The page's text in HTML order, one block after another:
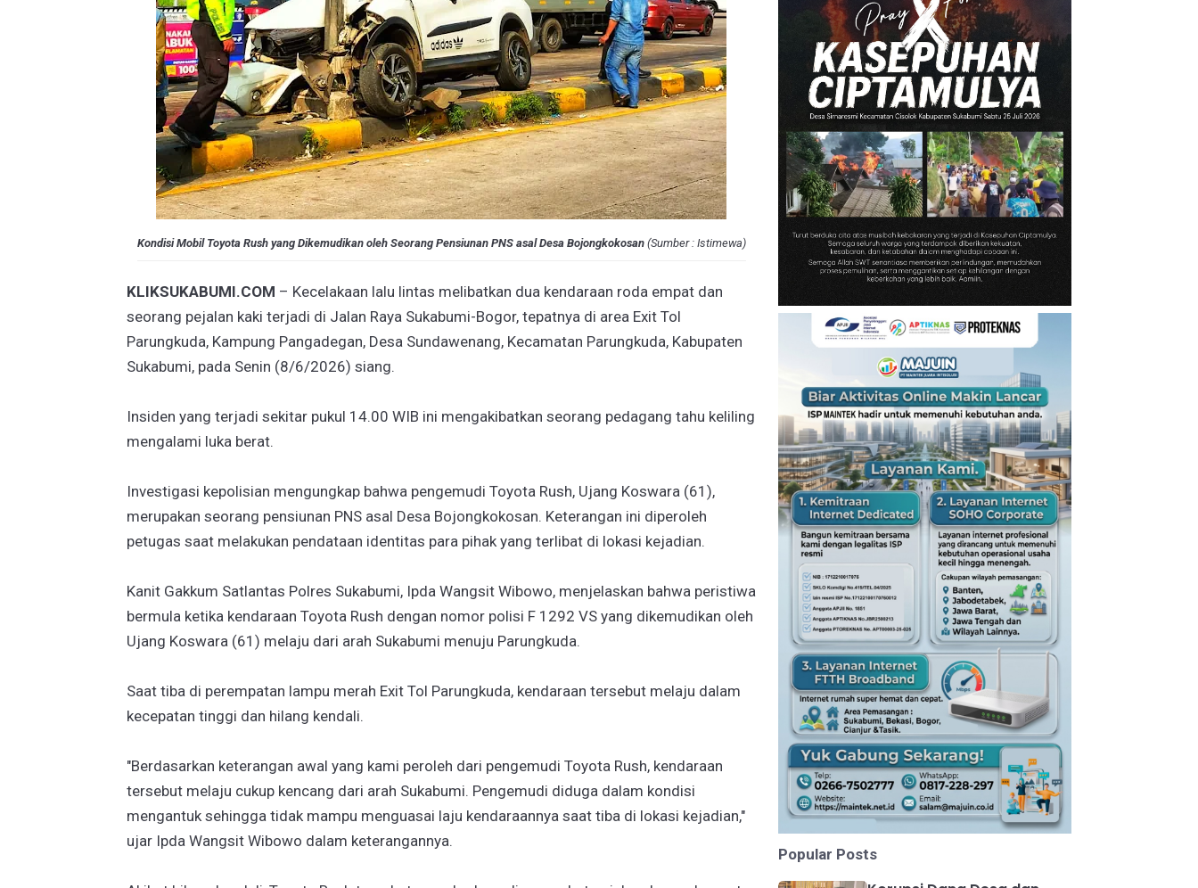
Kondisi Mobil Toyota Rush yang Dikemudikan oleh Seorang Pensiunan PNS asal Desa Bojongkokosan(Sumber : Istimewa)
KLIKSUKABUMI.COM – Kecelakaan lalu lintas melibatkan dua kendaraan roda empat dan
seorang pejalan kaki terjadi di Jalan Raya Sukabumi-Bogor, tepatnya di area Exit Tol
Parungkuda, Kampung Pangadegan, Desa Sundawenang, Kecamatan Parungkuda, Kabupaten
Sukabumi, pada Senin (8/6/2026) siang.
Insiden yang terjadi sekitar pukul 14.00 WIB ini mengakibatkan seorang pedagang tahu keliling
mengalami luka berat.
Investigasi kepolisian mengungkap bahwa pengemudi Toyota Rush, Ujang Koswara (61),
merupakan seorang pensiunan PNS asal Desa Bojongkokosan. Keterangan ini diperoleh
petugas saat melakukan pendataan identitas para pihak yang terlibat di lokasi kejadian.
Kanit Gakkum Satlantas Polres Sukabumi, Ipda Wangsit Wibowo, menjelaskan bahwa peristiwa
bermula ketika kendaraan Toyota Rush dengan nomor polisi F 1292 VS yang dikemudikan oleh
Ujang Koswara (61) melaju dari arah Sukabumi menuju Parungkuda.
Saat tiba di perempatan lampu merah Exit Tol Parungkuda, kendaraan tersebut melaju dalam
kecepatan tinggi dan hilang kendali.
"Berdasarkan keterangan awal yang kami peroleh dari pengemudi Toyota Rush, kendaraan
tersebut melaju cukup kencang dari arah Sukabumi. Pengemudi diduga dalam kondisi
mengantuk sehingga tidak mampu menguasai laju kendaraannya saat tiba di lokasi kejadian,"
ujar Ipda Wangsit Wibowo dalam keterangannya.
Popular Posts